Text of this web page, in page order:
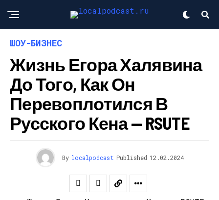
ШОУ-БИЗНЕС
Жизнь Егора Халявина
До Того, Как Он
Перевоплотился В
Русского Кена — RSUTE
By localpodcast Published 12.02.2024